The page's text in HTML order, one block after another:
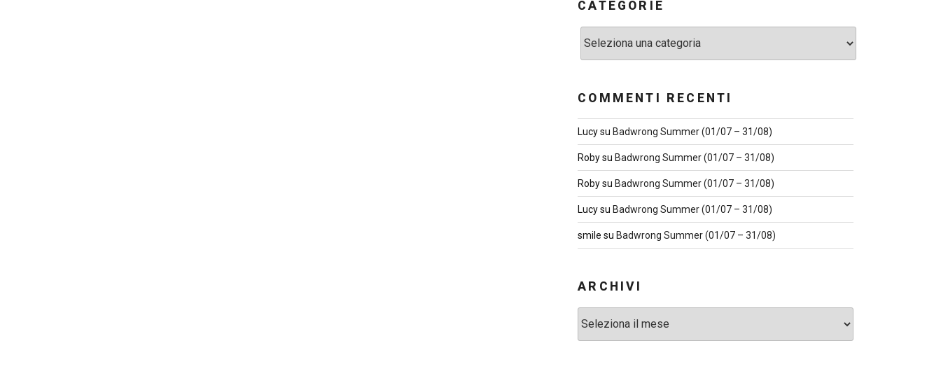
CATEGORIE
COMMENTI RECENTI
Lucysu Badwrong Summer (01/07 – 31/08)
Robysu Badwrong Summer (01/07 – 31/08)
Robysu Badwrong Summer (01/07 – 31/08)
Lucysu Badwrong Summer (01/07 – 31/08)
smile su Badwrong Summer (01/07 – 31/08)
ARCHIVI